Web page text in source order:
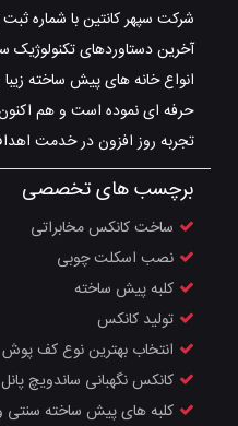
آخرین دستاوردهای
انواع خانه های پیش ساخته
حرفه ای نموده است و هم اکنون
تجربه روز افزون در خدمت
برچسب های تخصصی
ساخت کانکس مخابراتی
نصب اسکلت چوبی
کلبه پیش ساخته
تولید کانکس
انتخاب بهترین نوع کف پوش
کانکس نگهبانی ساندویچ پانل
کلبه های پیش ساخته سنتی